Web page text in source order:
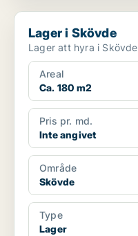
Lager i Skövde
Lager i Skövde
Lager att hyra i Skövde
Areal
Ca. 180 m2
Pris pr. md.
Inte angivet
Område
Skövde
Type
Lager